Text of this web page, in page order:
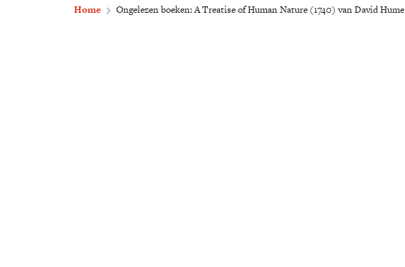
Home Ongelezen boeken: A Treatise of Human Nature (1740) van David Hume